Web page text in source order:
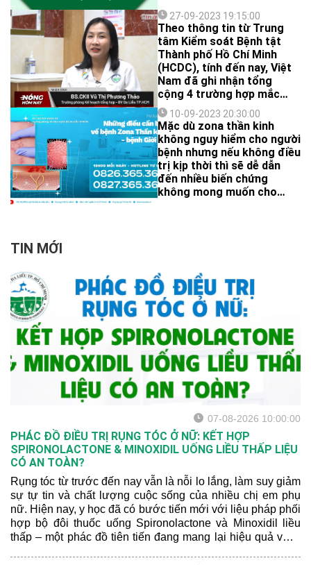
27-09-2023 19:15:00
Theo thông tin từ Trung
tâm Kiểm soát Bệnh tật
Thành phố Hồ Chí Minh
(HCDC), tính đến nay, Việt
Nam đã ghi nhận tổng
cộng 4 trường hợp mắc
bệnh đậu mùa khỉ.
10-09-2023 20:30:00
Mặc dù zona thần kinh
không nguy hiểm cho người
bệnh nhưng nếu không điều
trị kịp thời thì sẽ dễ dẫn
đến nhiều biến chứng
không mong muốn cho
TIN MỚI
07-08-2026 10:00:00
PHÁC ĐỒ ĐIỀU TRỊ RỤNG TÓC Ở NỮ: KẾT HỢP
SPIRONOLACTONE & MINOXIDIL UỐNG LIỀU THẤP LIỆU
CÓ AN TOÀN?
Rụng tóc từ trước đến nay vẫn là nỗi lo lắng, làm suy giảm
sự tự tin và chất lượng cuộc sống của nhiều chị em phụ
nữ. Hiện nay, y học đã có bước tiến mới với liệu pháp phối
hợp bộ đôi thuốc uống Spironolactone và Minoxidil liều
thấp – một phác đồ tiên tiến đang mang lại hiệu quả vượt